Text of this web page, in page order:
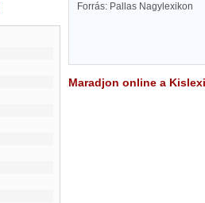
Forrás: Pallas Nagylexikon
Maradjon online a